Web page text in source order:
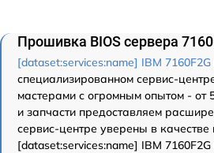
Прошивка BIOS сервера
[dataset:services:name] IBM 7160F2G
специализированном сервис-
мастерами с огромным опытом - от
и запчасти предоставляем
сервис-центре уверены в качестве
[dataset:services:name] IBM